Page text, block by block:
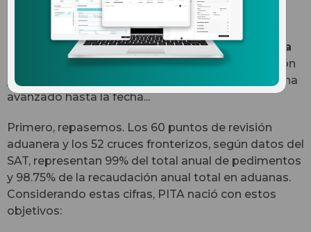
El año pasado comenzó la implementación del
Proyecto de Integración Tecnológica Aduanera
, que prevé modernizar 60 puntos de revisión
y 52 cruces fronterizos en México. Veamos cómo ha
avanzado hasta la fecha...
Primero, repasemos. Los 60 puntos de revisión
aduanera y los 52 cruces fronterizos, según datos del
SAT, representan 99% del total anual de pedimentos
y 98.75% de la recaudación anual total en aduanas.
Considerando estas cifras, PITA nació con estos
objetivos: